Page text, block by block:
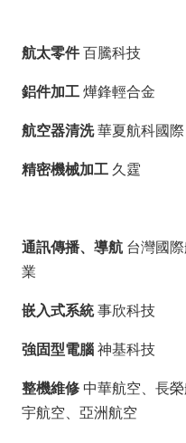
航太零件百騰科技
鋁件加工 燁鋒輕合金
航空器清洗華夏航科國際
精密機械加工 久霆
通訊傳播、導航 台灣國
業
嵌入式系統事欣科技
強固型電腦 神基科技
整機維修 中華航空、長
宇航空、亞洲航空